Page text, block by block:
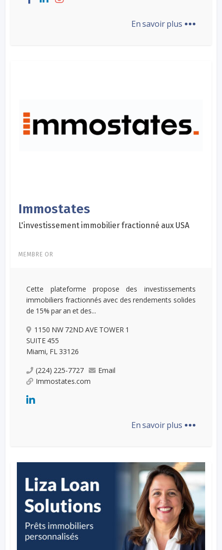
En savoir plus ...
Immostates
L'investissement immobilier fractionné aux USA
MEMBRE OR
Cette plateforme propose des investissements
immobiliers fractionnés avec des rendements solides
de 15% par an et des...
1150 NW 72ND AVE TOWER 1
SUITE 455
Miami, FL 33126
(224) 225-7727
Email
Immostates.com
En savoir plus ...